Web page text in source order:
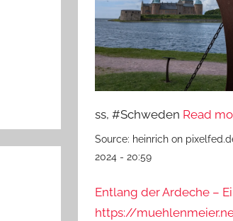
ss, #Schweden Read
Source: heinrich on
2024 - 20:59
Entlang der Ardeche –
https://